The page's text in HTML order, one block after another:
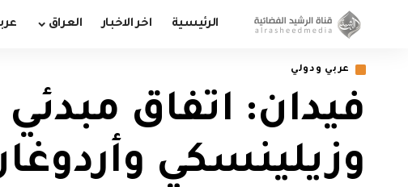
الرئيسية اخر الاخبار العراق
عربي ودولي
فيدان: اتفاق
وزيلينسكي